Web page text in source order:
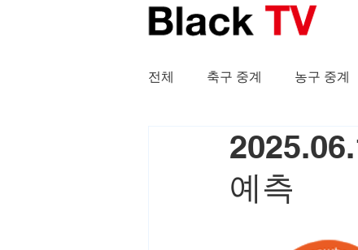
전체 축구 중계 농구 중계
예측